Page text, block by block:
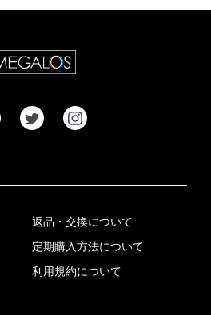
返品・交換について
定期購入方法について
利用規約について